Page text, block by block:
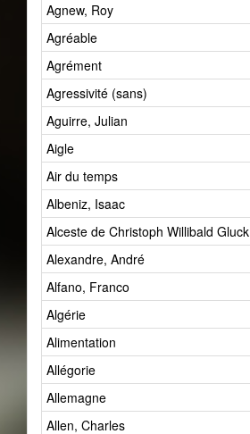
Agnew, Roy
Agréable
Agrément
Agressivité (sans)
Aguirre, Julian
Aigle
Air du temps
Albeniz, Isaac
Alceste de Christoph Willibald Gluck
Alexandre, André
Alfano, Franco
Algérie
Alimentation
Allégorie
Allemagne
Allen, Charles